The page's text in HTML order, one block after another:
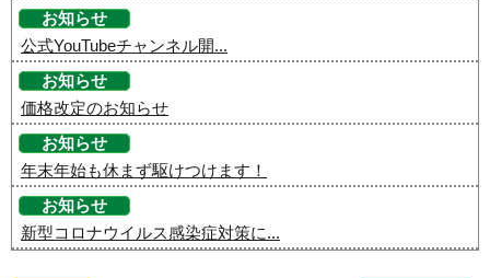
お知らせ
公式YouTubeチャンネル開...
お知らせ
価格改定のお知らせ
お知らせ
年末年始も休まず駆けつけます！
お知らせ
新型コロナウイルス感染症対策に...